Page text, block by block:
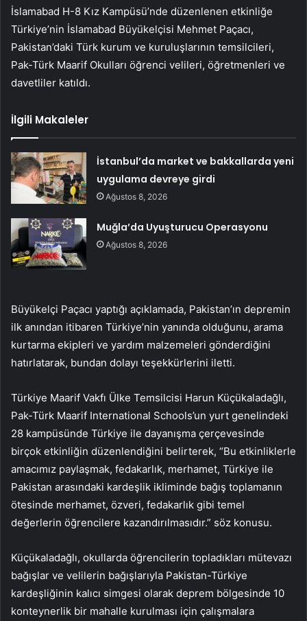
İslamabad H-8 Kız Kampüsü’nde düzenlenen etkinliğe
Türkiye’nin İslamabad Büyükelçisi Mehmet Paçacı,
Pakistan’daki Türk kurum ve kuruluşlarının temsilcileri,
Pak-Türk Maarif Okulları öğrenci velileri, öğretmenleri ve
davetliler katıldı.
İlgili Makaleler
İstanbul’da market ve bakkallarda yeni
uygulama devreye girdi
Ağustos 8, 2026
Muğla’da Uyuşturucu Operasyonu
Ağustos 8, 2026
Büyükelçi Paçacı yaptığı açıklamada, Pakistan’ın depremin
ilk anından itibaren Türkiye’nin yanında olduğunu, arama
kurtarma ekipleri ve yardım malzemeleri gönderdiğini
hatırlatarak, bundan dolayı teşekkürlerini iletti.
Türkiye Maarif Vakfı Ülke Temsilcisi Harun Küçükaladağlı,
Pak-Türk Maarif International Schools’un yurt genelindeki
28 kampüsünde Türkiye ile dayanışma çerçevesinde
birçok etkinliğin düzenlendiğini belirterek, “Bu etkinliklerle
amacımız paylaşmak, fedakarlık, merhamet, Türkiye ile
Pakistan arasındaki kardeşlik ikliminde bağış toplamanın
ötesinde merhamet, özveri, fedakarlık gibi temel
değerlerin öğrencilere kazandırılmasıdır.” söz konusu.
Küçükaladağlı, okullarda öğrencilerin topladıkları mütevazı
bağışlar ve velilerin bağışlarıyla Pakistan-Türkiye
kardeşliğinin kalıcı simgesi olarak deprem bölgesinde 10
konteynerlik bir mahalle kurulması için çalışmalara